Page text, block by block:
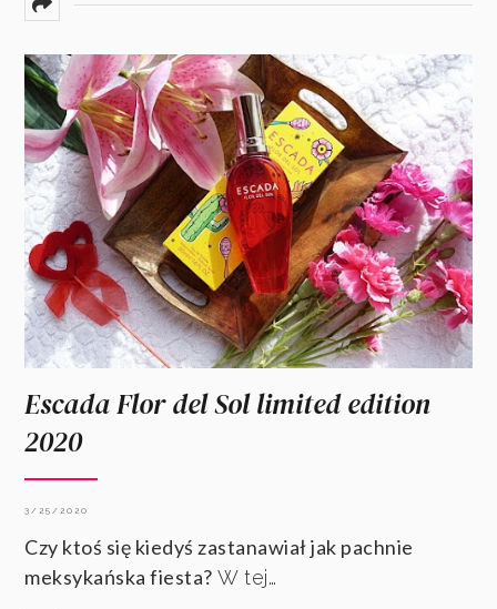
Escada Flor del Sol limited edition
2020
3/25/2020
Czy ktoś się kiedyś zastanawiał jak pachnie
meksykańska fiesta? W tej…